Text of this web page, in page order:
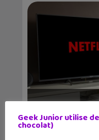
4 séries et
en Juin 2024...
Geek Junior utilise
chocolat)